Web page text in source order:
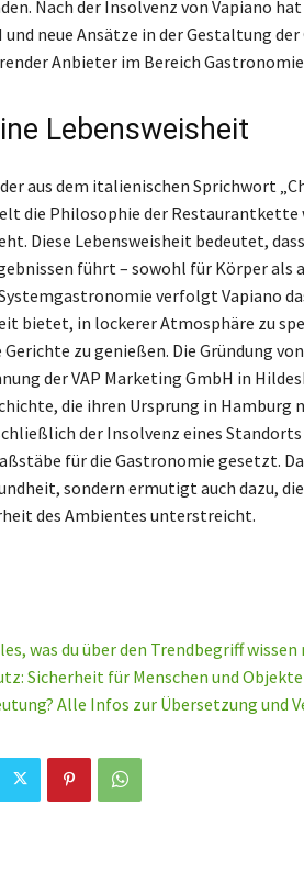
Nach der Insolvenz von Vapiano
und neue Ansätze in der Gestaltung
Anbieter im Bereich
Lebensweisheit
aus dem italienischen Sprichwort
die Philosophie der Restaurantkette
Diese Lebensweisheit bedeutet,
führt – sowohl für Körper als
verfolgt Vapiano
bietet, in lockerer Atmosphäre zu
zu genießen. Die Gründung
der VAP Marketing GmbH in
die ihren Ursprung in Hamburg
der Insolvenz eines
für die Gastronomie gesetzt.
sondern ermutigt auch dazu,
des Ambientes unterstreicht.
was du über den Trendbegriff wissen
Sicherheit für Menschen und Objekte
Alle Infos zur Übersetzung und